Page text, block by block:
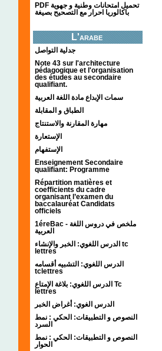
PDF تحميل امتحانات وطنية و جهوية
باكالوريا احرار مع التصحيح بصيغة
L'arabe
جدلية التواصل
Note 43 sur l'architecture
pédagogique et l'organisation
des études au secondaire
qualifiant.
سمات الإبداع مادة اللغة العربية
الطباق و المقابلة
مهارة المقارنة والاستنتاج
الإستعارة
الإستفهام
Enseignement Secondaire
qualifiant: Programme
Répartition matières et
coefficients du cadre
organisant l’examen du
baccalauréat Candidats
officiels
1éreBac - ملخص في دروس اللغة
العربية
الدرس اللغوي: الخبر والإنشاء tc
lettres
الدرس اللغوي: التشبيه أقسامه
tclettres
الدرس اللغوي: بلاغة الإمتاع Tc
lettres
الدرس الغوي: أغراض الخبر
النصوص و التطبيقات: الحكي : نمط
السرد
النصوص و التطبيقات: الحكي : نمط
الحوار